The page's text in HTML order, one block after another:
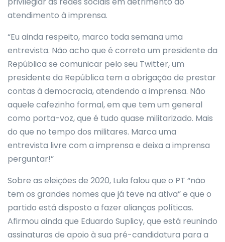
atendimento à imprensa.
“Eu ainda respeito, marco toda semana uma
entrevista. Não acho que é correto um presidente da
República se comunicar pelo seu Twitter, um
presidente da República tem a obrigação de prestar
contas à democracia, atendendo a imprensa. Não
aquele cafezinho formal, em que tem um general
como porta-voz, que é tudo quase militarizado. Mais
do que no tempo dos militares. Marca uma
entrevista livre com a imprensa e deixa a imprensa
perguntar!”
Sobre as eleições de 2020, Lula falou que o PT “não
tem os grandes nomes que já teve na ativa” e que o
partido está disposto a fazer alianças políticas.
Afirmou ainda que Eduardo Suplicy, que está reunindo
assinaturas de apoio à sua pré-candidatura para a